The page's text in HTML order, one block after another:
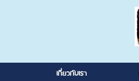
เกี่ยวกับเรา